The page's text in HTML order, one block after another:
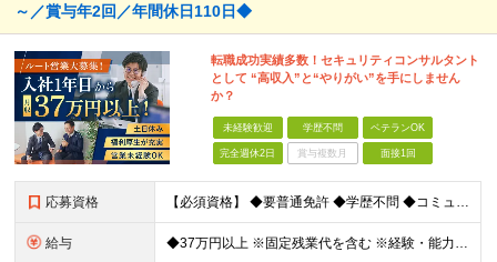
～／賞与年2回／年間休日110日◆
転職成功実績多数！セキュリティコンサルタント
として “高収入”と“やりがい”を手にしません
か？
未経験歓迎 学歴不問 ベテランOK
完全週休2日 賞与複数月 面接1回
応募資格 【必須資格】 ◆要普通免許 ◆学歴不問 ◆コミュニケーション能力に自信のある方 ⇒お客様との関係をより良いものにしてください◎ ◆計画性を持って積極的に行動できる方 ⇒先のことを考えてお客様
給与 ◆37万円以上 ※固定残業代を含む ※経験・能力を考慮 ※決算賞与あり 【固定残業代】14万円/45時間 ※固定残業代は残業がない場合も支給し、超過分は別途支給する ※超過分は別途全額支給 ・一律手